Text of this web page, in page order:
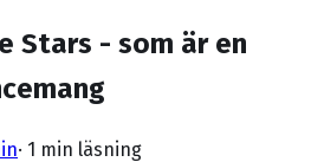
Stars - som är en
· 1 min läsning